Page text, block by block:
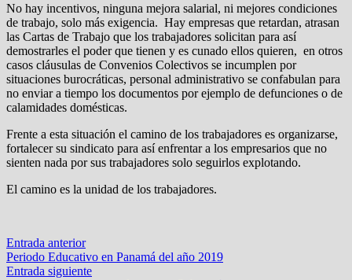
No hay incentivos, ninguna mejora salarial, ni mejores condiciones
de trabajo, solo más exigencia. Hay empresas que retardan, atrasan
las Cartas de Trabajo que los trabajadores solicitan para así
demostrarles el poder que tienen y es cunado ellos quieren, en otros
casos cláusulas de Convenios Colectivos se incumplen por
situaciones burocráticas, personal administrativo se confabulan para
no enviar a tiempo los documentos por ejemplo de defunciones o de
calamidades domésticas.
Frente a esta situación el camino de los trabajadores es organizarse,
fortalecer su sindicato para así enfrentar a los empresarios que no
sienten nada por sus trabajadores solo seguirlos explotando.
El camino es la unidad de los trabajadores.
Navegación
de
Entrada anteriorEntrada
anterior:
Periodo Educativo en Panamá del año 2019
Entrada siguienteEntrada